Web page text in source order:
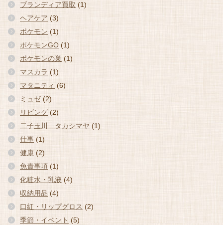
ブランディア買取 (1)
ヘアケア (3)
ポケモン (1)
ポケモンGO (1)
ポケモンの巣 (1)
マスカラ (1)
マタニティ (6)
ミュゼ(2)
リビング (2)
二子玉川 タカシマヤ (1)
仕事 (1)
健康 (2)
免責事項 (1)
化粧水・乳液 (4)
収納用品 (4)
口紅・リップグロス (2)
季節・イベント (5)